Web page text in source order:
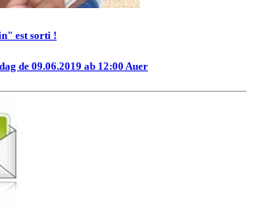
est sorti !
de 09.06.2019 ab 12:00 Auer